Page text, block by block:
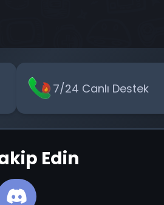
7/24 Canlı Destek
Edin